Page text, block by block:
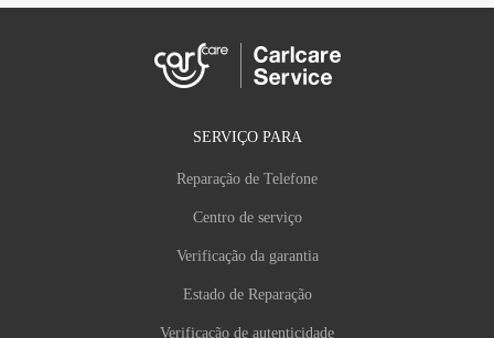
SERVIÇO PARA
Reparação de Telefone
Centro de serviço
Verificação da garantia
Estado de Reparação
Verificação de autenticidade